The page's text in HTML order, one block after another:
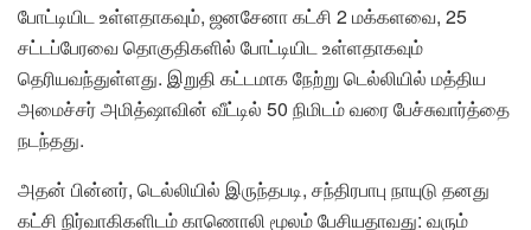
போட்டியிட உள்ளதாகவும், ஜனசேனா கட்சி 2 மக்களவை, 25
சட்டப்பேரவை தொகுதிகளில் போட்டியிட உள்ளதாகவும்
தெரியவந்துள்ளது. இறுதி கட்டமாக நேற்று டெல்லியில் மத்திய
அமைச்சர் அமித்ஷாவின் வீட்டில் 50 நிமிடம் வரை பேச்சுவார்த்தை
நடந்தது.
அதன் பின்னர், டெல்லியில் இருந்தபடி, சந்திரபாபு நாயுடு தனது
கட்சி நிர்வாகிகளிடம் காணொலி மூலம் பேசியதாவது: வரும்